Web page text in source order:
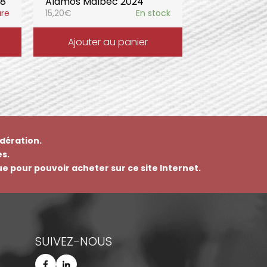
15,20€ En stock
Ajouter au panier
pour pouvoir acheter sur ce site Internet.
SUIVEZ-NOUS